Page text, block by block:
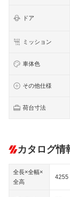
ドア
ミッション
車体色
その他仕様
荷台寸法
カタログ情
全長×全幅×
全高
4255